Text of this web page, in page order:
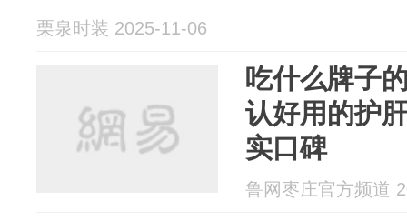
栗泉时装 2025-11-06
吃什么牌子
认好用的护
实口碑
鲁网枣庄官方频道